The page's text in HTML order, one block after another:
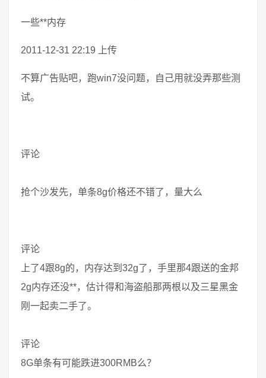
一些**内存
2011-12-31 22:19 上传
不算广告贴吧，跑win7没问题，自己用就没弄那些测
试。
评论
抢个沙发先，单条8g价格还不错了，量大么
评论
上了4跟8g的，内存达到32g了，手里那4跟送的金邦
2g内存还没**，估计得和海盗船那两根以及三星黑金
刚一起卖二手了。
评论
8G单条有可能跌进300RMB么？